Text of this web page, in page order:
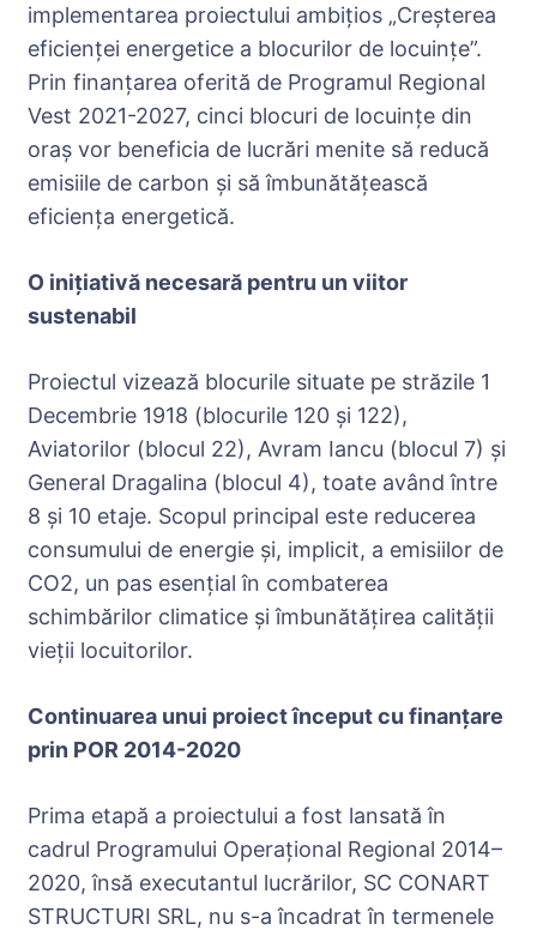
implementarea proiectului ambițios „Creșterea
eficienței energetice a blocurilor de locuințe”.
Prin finanțarea oferită de Programul Regional
Vest 2021-2027, cinci blocuri de locuințe din
oraș vor beneficia de lucrări menite să reducă
emisiile de carbon și să îmbunătățească
eficiența energetică.
O inițiativă necesară pentru un viitor
sustenabil
Proiectul vizează blocurile situate pe străzile 1
Decembrie 1918 (blocurile 120 și 122),
Aviatorilor (blocul 22), Avram Iancu (blocul 7) și
General Dragalina (blocul 4), toate având între
8 și 10 etaje. Scopul principal este reducerea
consumului de energie și, implicit, a emisiilor de
CO2, un pas esențial în combaterea
schimbărilor climatice și îmbunătățirea calității
vieții locuitorilor.
Continuarea unui proiect început cu finanțare
prin POR 2014-2020
Prima etapă a proiectului a fost lansată în
cadrul Programului Operațional Regional 2014–
2020, însă executantul lucrărilor, SC CONART
STRUCTURI SRL, nu s-a încadrat în termenele